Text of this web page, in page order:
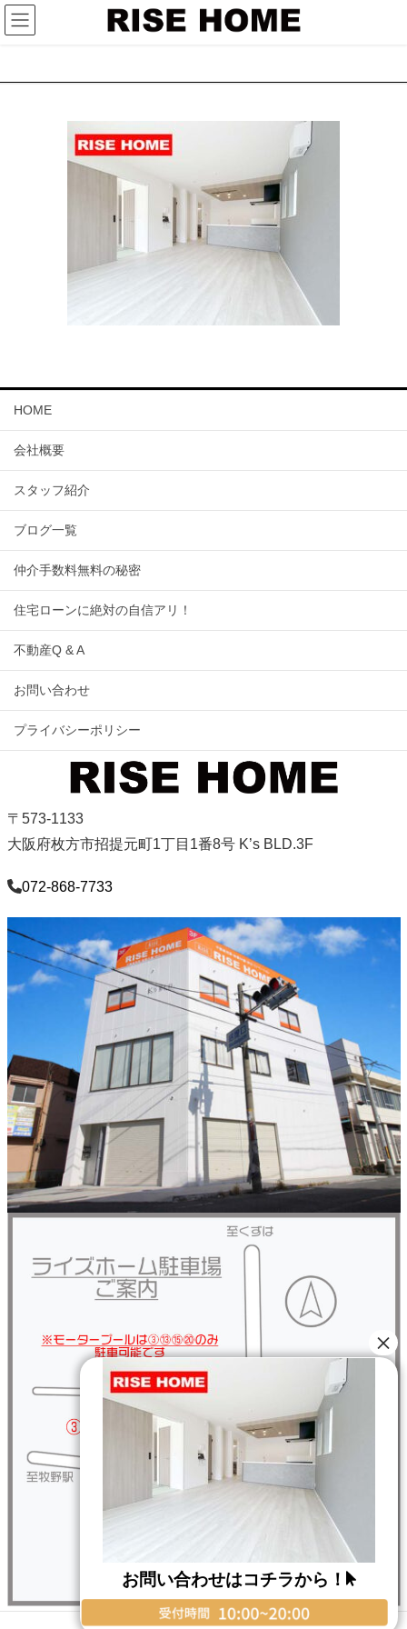
HOME
会社概要
スタッフ紹介
ブログ一覧
仲介手数料無料の秘密
住宅ローンに絶対の自信アリ！
不動産Q & A
お問い合わせ
プライバシーポリシー
〒573-1133
大阪府枚方市招提元町1丁目1番8号 K’s BLD.3F
072-868-7733
Copyright © RISE HOME All Rights Reserved.
お問い合わせはコチラから！